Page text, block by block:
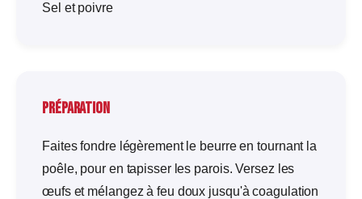
Sel et poivre
Préparation
Faites fondre légèrement le beurre en tournant la
poêle, pour en tapisser les parois. Versez les
œufs et mélangez à feu doux jusqu'à coagulation